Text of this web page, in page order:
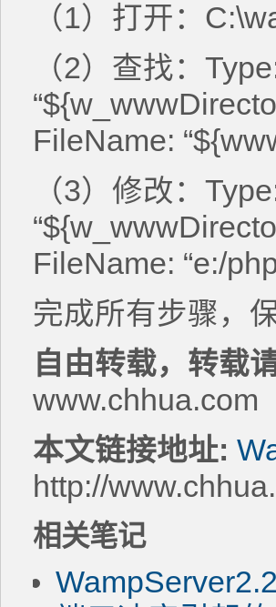
（1）打开：
（2）查找：
FileName:
（3）修改：
FileName: “e:/
完成所有步骤，
自由转载，转载
www.chhua.com
本文链接地址:
http://
相关笔记